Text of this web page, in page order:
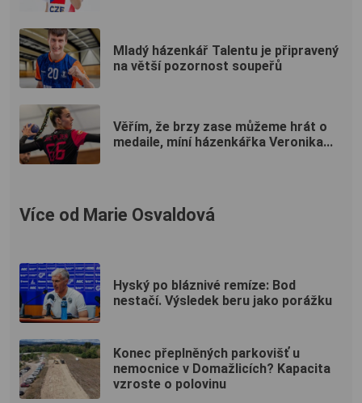
Mladý házenkář Talentu je připravený
na větší pozornost soupeřů
Věřím, že brzy zase můžeme hrát o
medaile, míní házenkářka Veronika...
Více od Marie Osvaldová
Hyský po bláznivé remíze: Bod
nestačí. Výsledek beru jako porážku
Konec přeplněných parkovišť u
nemocnice v Domažlicích? Kapacita
vzroste o polovinu